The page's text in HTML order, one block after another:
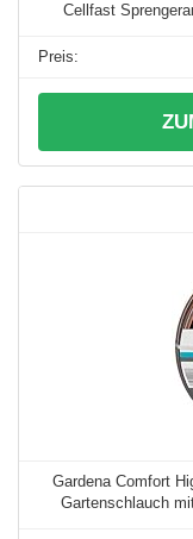
Cellfast
Gardena Comfort
Gartenschlauch